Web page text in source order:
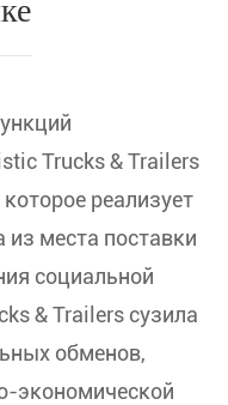
Trucks & Trailers
реализует
места поставки
социальной
& Trailers сузила
обменов,
экономической